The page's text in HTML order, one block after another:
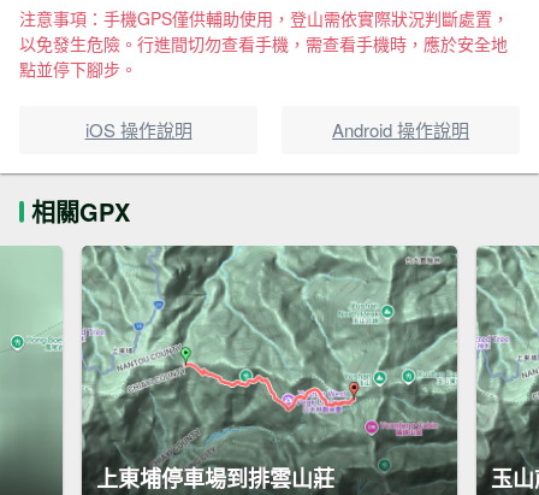
注意事項：手機GPS僅供輔助使用，登山需依實際狀況判斷處置，
以免發生危險。行進間切勿查看手機，需查看手機時，應於安全地
點並停下腳步。
iOS 操作說明 Android 操作說明
相關GPX
上東埔停車場到排雲山莊 玉